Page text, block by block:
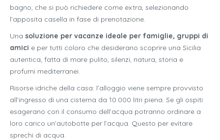
bagno, che si può richiedere come extra, selezionando
l’apposita casella in fase di prenotazione.
Una soluzione per vacanze ideale per famiglie, gruppi di
amici e per tutti coloro che desiderano scoprire una Sicilia
autentica, fatta di mare pulito, silenzi, natura, storia e
profumi mediterranei.
Risorse idriche della casa: l’alloggio viene sempre provvisto
all’ingresso di una cisterna da 10.000 litri piena. Se gli ospiti
esagerano con il consumo dell’acqua potranno ordinare a
loro carico un’autobotte per l’acqua. Questo per evitare
sprechi di acqua.